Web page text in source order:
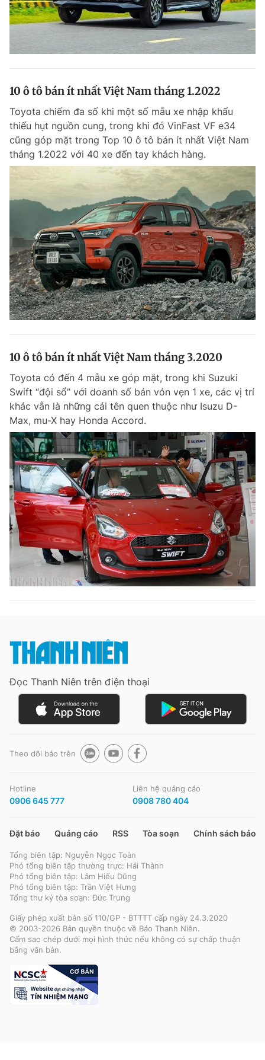
10 ô tô bán ít nhất Việt Nam tháng 1.2022
Toyota chiếm đa số khi một số mẫu xe nhập khẩu
thiếu hụt nguồn cung, trong khi đó VinFast VF e34
cũng góp mặt trong Top 10 ô tô bán ít nhất Việt Nam
tháng 1.2022 với 40 xe đến tay khách hàng.
10 ô tô bán ít nhất Việt Nam tháng 3.2020
Toyota có đến 4 mẫu xe góp mặt, trong khi Suzuki
Swift “đội sổ” với doanh số bán vỏn vẹn 1 xe, các vị trí
khác vẫn là những cái tên quen thuộc như Isuzu D-
Max, mu-X hay Honda Accord.
Đọc Thanh Niên trên điện thoại
Theo dõi báo trên
Hotline
0906 645 777
Liên hệ quảng cáo
0908 780 404
Đặt báo Quảng cáo RSS Tòa soạn Chính sách bảo
Tổng biên tập: Nguyễn Ngọc Toàn
Phó tổng biên tập thường trực: Hải Thành
Phó tổng biên tập: Lâm Hiếu Dũng
Phó tổng biên tập: Trần Việt Hưng
Tổng thư ký tòa soạn: Đức Trung
Giấy phép xuất bản số 110/GP - BTTTT cấp ngày 24.3.2020
© 2003-2026 Bản quyền thuộc về Báo Thanh Niên.
Cấm sao chép dưới mọi hình thức nếu không có sự chấp thuận
bằng văn bản.